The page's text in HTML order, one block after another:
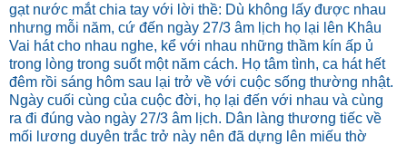
gạt nước mắt chia tay với lời thề: Dù không lấy được nhau
nhưng mỗi năm, cứ đến ngày 27/3 âm lịch họ lại lên Khâu
Vai hát cho nhau nghe, kể với nhau những thầm kín ấp ủ
trong lòng trong suốt một năm cách. Họ tâm tình, ca hát hết
đêm rồi sáng hôm sau lại trở về với cuộc sống thường nhật.
Ngày cuối cùng của cuộc đời, họ lại đến với nhau và cùng
ra đi đúng vào ngày 27/3 âm lịch. Dân làng thương tiếc về
mối lương duyên trắc trở này nên đã dựng lên miếu thờ